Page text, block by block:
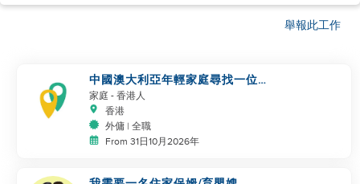
舉報此工作
中國澳大利亞年輕家庭尋找一位偉
大的阿姨
家庭 - 香港人
香港
外傭 | 全職
From 31日10月2026年